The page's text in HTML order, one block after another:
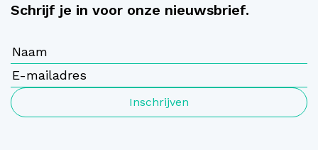
Schrijf je in voor onze nieuwsbrief.
Inschrijven